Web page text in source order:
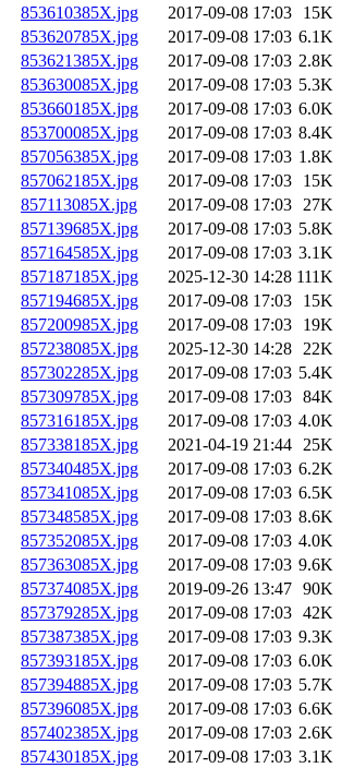
853610385X.jpg
2017-09-08 17:03
15K
853620785X.jpg
2017-09-08 17:03 6.1K
853621385X.jpg
2017-09-08 17:03 2.8K
853630085X.jpg
2017-09-08 17:03 5.3K
853660185X.jpg
2017-09-08 17:03 6.0K
853700085X.jpg
2017-09-08 17:03 8.4K
857056385X.jpg
2017-09-08 17:03 1.8K
857062185X.jpg
2017-09-08 17:03
15K
857113085X.jpg
2017-09-08 17:03 27K
857139685X.jpg
2017-09-08 17:03 5.8K
857164585X.jpg
2017-09-08 17:03 3.1K
857187185X.jpg
2025-12-30 14:28 111K
857194685X.jpg
2017-09-08 17:03
15K
857200985X.jpg
2017-09-08 17:03
19K
857238085X.jpg
2025-12-30 14:28 22K
857302285X.jpg
2017-09-08 17:03 5.4K
857309785X.jpg
2017-09-08 17:03 84K
857316185X.jpg
2017-09-08 17:03 4.0K
857338185X.jpg
2021-04-19 21:44 25K
857340485X.jpg
2017-09-08 17:03 6.2K
857341085X.jpg
2017-09-08 17:03 6.5K
857348585X.jpg
2017-09-08 17:03 8.6K
857352085X.jpg
2017-09-08 17:03 4.0K
857363085X.jpg
2017-09-08 17:03 9.6K
857374085X.jpg
2019-09-26 13:47 90K
857379285X.jpg
2017-09-08 17:03 42K
857387385X.jpg
2017-09-08 17:03 9.3K
857393185X.jpg
2017-09-08 17:03 6.0K
857394885X.jpg
2017-09-08 17:03 5.7K
857396085X.jpg
2017-09-08 17:03 6.6K
857402385X.jpg
2017-09-08 17:03 2.6K
857430185X.jpg
2017-09-08 17:03 3.1K